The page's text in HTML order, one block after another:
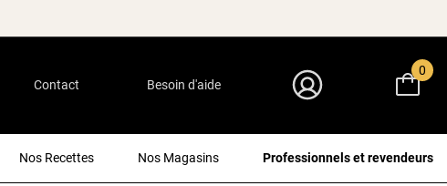
Contact Besoin d'aide
0
Nos Recettes Nos Magasins Professionnels et revendeurs